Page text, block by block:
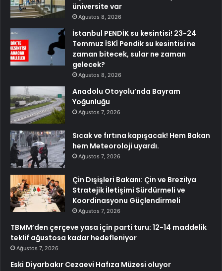
üniversite var
Ağustos 8, 2026
İstanbul PENDİK su kesintisi! 23-24
Temmuz İSKİ Pendik su kesintisi ne
zaman bitecek, sular ne zaman
gelecek?
Ağustos 8, 2026
Anadolu Otoyolu’nda Bayram
Yoğunluğu
Ağustos 7, 2026
Sıcak ve fırtına kapışacak! Hem Bakan
hem Meteoroloji uyardı.
Ağustos 7, 2026
Çin Dışişleri Bakanı: Çin ve Brezilya
Stratejik İletişimi Sürdürmeli ve
Koordinasyonu Güçlendirmeli
Ağustos 7, 2026
TBMM’den çerçeve yasa için parti turu: 12-14 maddelik
teklif ağustosa kadar hedefleniyor
Ağustos 7, 2026
Eski Diyarbakır Cezaevi Hafıza Müzesi oluyor